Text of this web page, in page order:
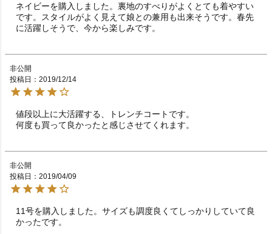
ネイビーを購入しました。裏地のすべりがよくとても着やすい
です。スタイルがよく見えて娘との兼用も出来そうです。春先
に活躍しそうで、今から楽しみです。
非公開
投稿日
2019/12/14
値段以上に大活躍する、トレンチコートです。
何度も買って良かったと感じさせてくれます。
非公開
投稿日
2019/04/09
11号を購入しました。サイズも調度良くてしっかりしていて良
かったです。